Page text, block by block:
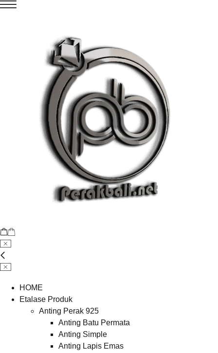
HOME
Etalase Produk
Anting Perak 925
Anting Batu Permata
Anting Simple
Anting Lapis Emas